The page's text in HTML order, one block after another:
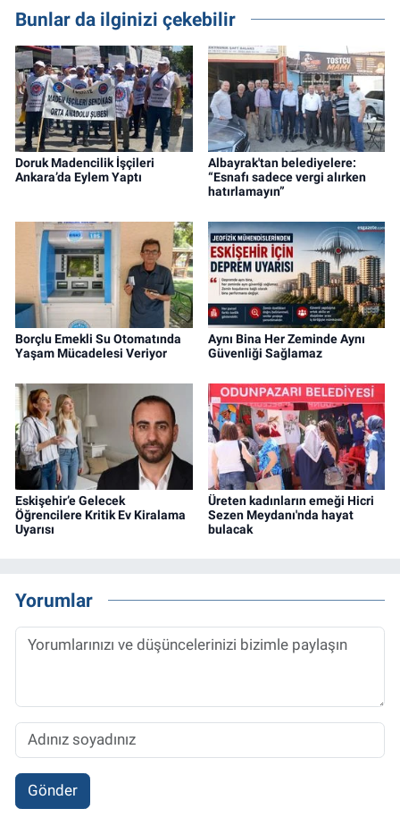
Bunlar da ilginizi çekebilir
Doruk Madencilik İşçileri
Ankara’da Eylem Yaptı
Albayrak'tan belediyelere:
“Esnafı sadece vergi alırken
hatırlamayın”
Borçlu Emekli Su Otomatında
Yaşam Mücadelesi Veriyor
Aynı Bina Her Zeminde Aynı
Güvenliği Sağlamaz
Eskişehir’e Gelecek
Öğrencilere Kritik Ev Kiralama
Uyarısı
Üreten kadınların emeği Hicri
Sezen Meydanı'nda hayat
bulacak
Yorumlar
Gönder